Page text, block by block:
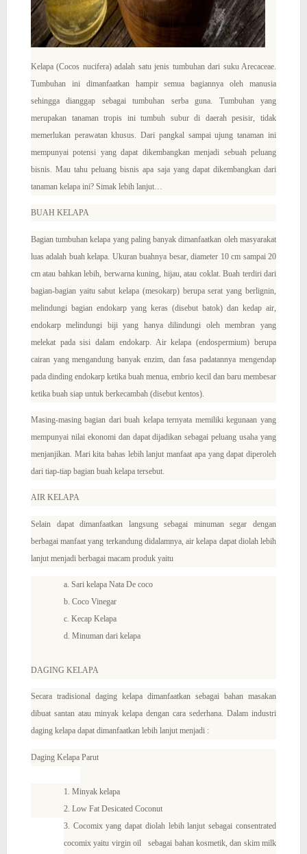
APA ITU TDP ( TANDA DAFTAR PERUSAHAAN )
APA ITU SIUP
MENGENAL EKSPORIA
KELEBIHAN DAN KEKURANGAN TERNAK AYAM
POTONG BROILER POLA MANDIRI
IKAN SIDAT ATAU OLING DALAM BAHASA JAWA
SEJARAH SINGKAT HIDROPONIK
Pengertian, Tujuan, Manfaat Kegiatan Ekspor dan Impor
Biodiesel - Energi Ramah Lingkungan yang Mengubah
Dunia!
Kelapa (Cocos nucifera)adalah satu jenis tumbuhan dari suku Arecaceae.
Tumbuhan ini dimanfaatkan hampir semua bagiannya oleh manusia
sehingga dianggap sebagai tumbuhan serba guna. Tumbuhan yang
merupakan tanaman tropis ini tumbuh subur di daerah pesisir, tidak
memerlukan perawatan khusus. Dari pangkal sampai ujung tanaman ini
mempunyai potensi yang dapat dikembangkan menjadi sebuah peluang
bisnis. Mau tahu peluang bisnis apa saja yang dapat dikembangkan dari
tanaman kelapa ini? Simak lebih lanjut…
BUAH KELAPA
Bagian tumbuhan kelapa yang paling banyak dimanfaatkan oleh masyarakat
luas adalah buah kelapa. Ukuran buahnya besar, diameter 10 cm sampai 20
cm atau bahkan lebih, berwarna kuning, hijau, atau coklat. Buah terdiri dari
bagian-bagian yaitu sabut kelapa (mesokarp) berupa serat yang berlignin,
melindungi bagian endokarp yang keras (disebut batok) dan kedap air,
endokarp melindungi biji yang hanya dilindungi oleh membran yang
melekat pada sisi dalam endokarp. Air kelapa (endospermium) berupa
cairan yang mengandung banyak enzim, dan fasa padatannya mengendap
pada dinding endokarp ketika buah menua, embrio kecil dan baru membesar
ketika buah siap untuk berkecambah (disebut kentos).
Masing-masing bagian dari buah kelapa ternyata memiliki kegunaan yang
mempunyai nilai ekonomi dan dapat dijadikan sebagai peluang usaha yang
menjanjikan. Mari kita bahas lebih lanjut manfaat apa yang dapat diperoleh
dari tiap-tiap bagian buah kelapa tersebut.
AIR KELAPA
Selain dapat dimanfaatkan langsung sebagai minuman segar dengan
berbagai manfaat yang terkandung didalamnya, air kelapa dapat diolah lebih
lanjut menjadi berbagai macam produk yaitu
a. Sari kelapa Nata De coco
b. Coco Vinegar
c. Kecap Kelapa
d. Minuman dari kelapa
DAGING KELAPA
Secara tradisional daging kelapa dimanfaatkan sebagai bahan masakan
dibuat santan atau minyak kelapa dengan cara sederhana. Dalam industri
daging kelapa dapat dimanfaatkan lebih lanjut menjadi :
Daging Kelapa Parut
1. Minyak kelapa
2. Low Fat Desicated Coconut
3. Cocomix yang dapat diolah lebih lanjut sebagai consentrated
cocomix yaitu virgin oil sebagai bahan kosmetik, dan skim milk